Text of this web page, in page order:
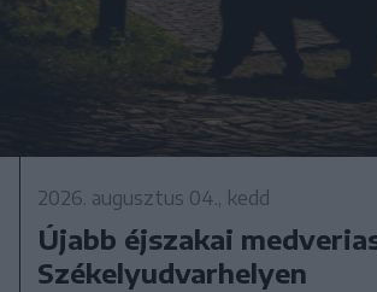
2026. augusztus 04., kedd
Újabb éjszakai
Székelyudvarhelyen